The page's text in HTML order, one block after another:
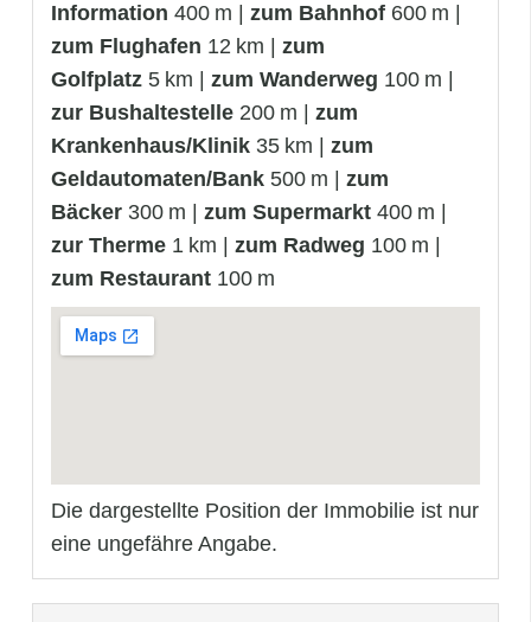
Information 400 m | zum Bahnhof 600 m |
zum Flughafen 12 km | zum
Golfplatz 5 km | zum Wanderweg 100 m |
zur Bushaltestelle 200 m | zum
Krankenhaus/Klinik 35 km | zum
Geldautomaten/Bank 500 m | zum
Bäcker 300 m | zum Supermarkt 400 m |
zur Therme 1 km | zum Radweg 100 m |
zum Restaurant 100 m
Die dargestellte Position der Immobilie ist nur
eine ungefähre Angabe.